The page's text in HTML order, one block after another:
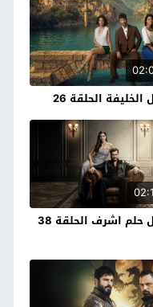
الحلقة 26
اشرف الحلقة 38